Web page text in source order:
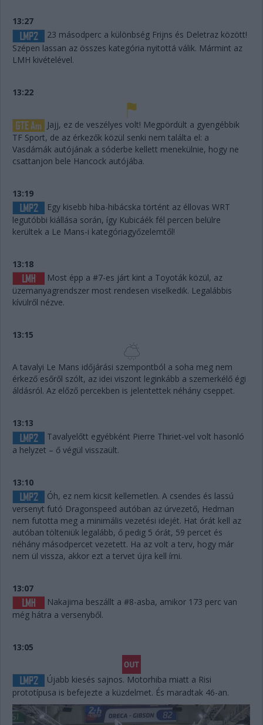
13:27
23 másodperc a különbség Frijns és Deletraz között!
Szépen lassan az összes kategória nyitottá válik. Mármint az
LMH kivételével.
13:22
Jajj, ez de veszélyes volt! Megpördült a gyengébbik
TF Sport, de az érkezők közül senki nem találta el: a
Vasdámák autójának a sóderbe kellett menekülnie, hogy ne
csattanjon bele Hancock autójába.
13:19
Egy kisebb hiba-hibácska történt az éllovas WRT
legutóbbi kiállása során, így Kubicáék fél percen belülre
kerültek a Le Mans-i kategóriagyőzelemtől!
13:18
Most épp a #7-es járt kint a Toyoták közül, az
üzemanyagrendszer most rendesen viselkedik. Legalábbis
kívülről nézve.
13:15
A tavalyi Le Mans időjárási szempontból a soha meg nem
érkező esőről szólt, az idei viszont leginkább a szemerkélő égi
áldásról. Az előző percekben is jelentettek néhány cseppet.
13:13
Tavalyelőtt egyébként Pierre Thiriet-vel volt hasonló
a helyzet – ő végül visszaült.
13:10
Óh, ez nem kicsit kellemetlen. A csendes és lassú
versenyt futó Dragonspeed autóban az úrvezető, Hedman
nem futotta meg a minimális vezetési idejét. Hat órát kell az
autóban tölteniük legalább, ő pedig 5 órát, 59 percet és
néhány másodpercet vezetett. Ha az volt a terv, hogy már
nem ül vissza, akkor ezt a tervet újra kell írni.
13:07
Nakajima beszállt a #8-asba, amikor 173 perc van
még hátra a versenyből.
13:05
Újabb kiesés sajnos. Motorhiba miatt a Risi
prototípusa is befejezte a küzdelmet. És maradtak 46-an.